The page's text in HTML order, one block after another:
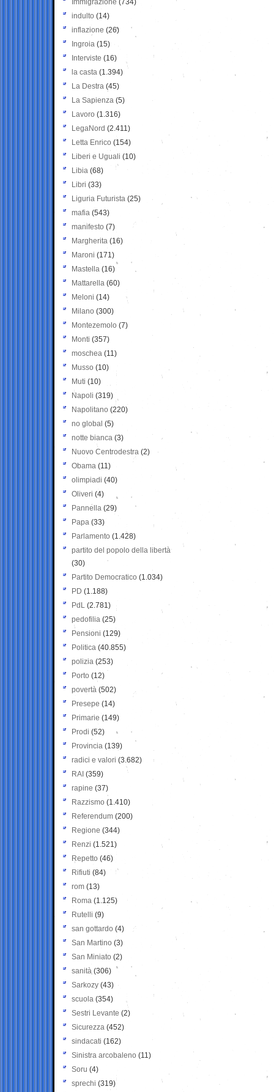
Immigrazione (734)
indulto (14)
inflazione (26)
Ingroia (15)
Interviste (16)
la casta (1.394)
La Destra (45)
La Sapienza (5)
Lavoro (1.316)
LegaNord (2.411)
Letta Enrico (154)
Liberi e Uguali (10)
Libia (68)
Libri (33)
Liguria Futurista (25)
mafia (543)
manifesto (7)
Margherita (16)
Maroni (171)
Mastella (16)
Mattarella (60)
Meloni (14)
Milano (300)
Montezemolo (7)
Monti (357)
moschea (11)
Musso (10)
Muti (10)
Napoli (319)
Napolitano (220)
no global (5)
notte bianca (3)
Nuovo Centrodestra (2)
Obama (11)
olimpiadi (40)
Oliveri (4)
Pannella (29)
Papa (33)
Parlamento (1.428)
partito del popolo della libertà
(30)
Partito Democratico (1.034)
PD (1.188)
PdL (2.781)
pedofilia (25)
Pensioni (129)
Politica (40.855)
polizia (253)
Porto (12)
povertà (502)
Presepe (14)
Primarie (149)
Prodi (52)
Provincia (139)
radici e valori (3.682)
RAI (359)
rapine (37)
Razzismo (1.410)
Referendum (200)
Regione (344)
Renzi (1.521)
Repetto (46)
Rifiuti (84)
rom (13)
Roma (1.125)
Rutelli (9)
san gottardo (4)
San Martino (3)
San Miniato (2)
sanità (306)
Sarkozy (43)
scuola (354)
Sestri Levante (2)
Sicurezza (452)
sindacati (162)
Sinistra arcobaleno (11)
Soru (4)
sprechi (319)